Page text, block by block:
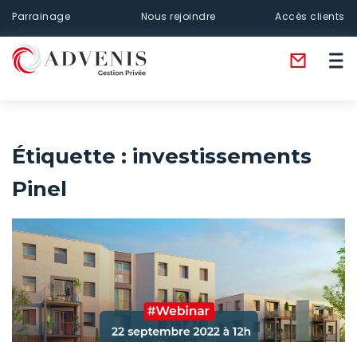
Parrainage Nous rejoindre Accès clients
Étiquette : investissements
Pinel